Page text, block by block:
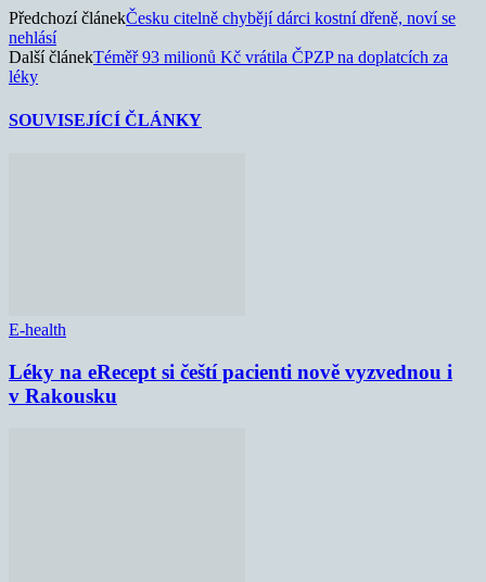
Předchozí článekČesku citelně chybějí dárci kostní dřeně, noví se
nehlásí
Další článekTéměř 93 milionů Kč vrátila ČPZP na doplatcích za
léky
SOUVISEJÍCÍ ČLÁNKY
E-health
Léky na eRecept si čeští pacienti nově vyzvednou i
v Rakousku